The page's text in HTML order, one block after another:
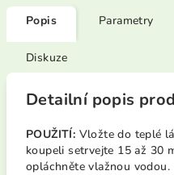
Popis Parametry
Diskuze
Detailní popis
POUŽITÍ: Vložte do teplé
koupeli setrvejte 15 až 30
opláchněte vlažnou vodou.